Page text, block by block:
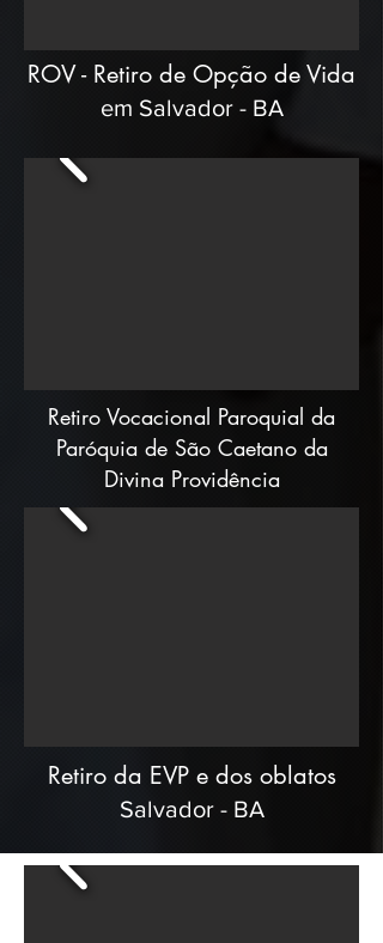
ROV - Retiro de Opção de Vida
em Salvador - BA
Retiro Vocacional Paroquial da
Paróquia de São Caetano da
Divina Providência
Retiro da EVP e dos oblatos
Salvador - BA